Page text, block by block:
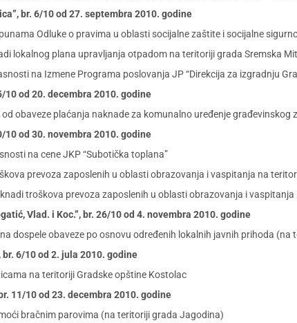
br. 6/10 od 27. septembra 2010. godine
Odluke o pravima u oblasti socijalne zaštite i socijalne
lokalnog plana upravljanja otpadom na teritoriji grada Sremska
na Izmene Programa poslovanja JP “Direkcija za izgradnju
10 od 20. decembra 2010. godine
obaveze plaćanja naknade za komunalno uređenje građevinskog
10 od 30. novembra 2010. godine
na cene JKP “Subotička toplana”
prevoza zaposlenih u oblasti obrazovanja i vaspitanja na
troškova prevoza zaposlenih u oblasti obrazovanja i
Vlad. i Koc.”, br. 26/10 od 4. novembra 2010. godine
dospele obaveze po osnovu određenih lokalnih javnih prihoda (na
6/10 od 2. jula 2010. godine
na teritoriji Gradske opštine Kostolac
11/10 od 23. decembra 2010. godine
bračnim parovima (na teritoriji grada Jagodina)